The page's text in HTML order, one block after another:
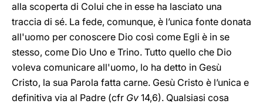
alla scoperta di Colui che in esse ha lasciato una
traccia di sé. La fede, comunque, è l’unica fonte donata
all'uomo per conoscere Dio così come Egli è in se
stesso, come Dio Uno e Trino. Tutto quello che Dio
voleva comunicare all'uomo, lo ha detto in Gesù
Cristo, la sua Parola fatta carne. Gesù Cristo è l’unica e
definitiva via al Padre (cfr Gv 14,6). Qualsiasi cosa